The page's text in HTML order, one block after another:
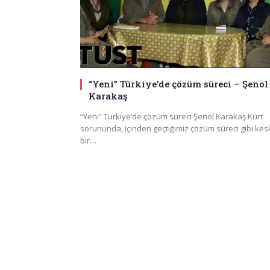
“Yeni” Türkiye’de çözüm süreci – Şenol
Karakaş
“Yeni” Türkiye’de çözüm süreci Şenol Karakaş Kürt
sorununda, içinden geçtiğimiz çözüm süreci gibi
bir…